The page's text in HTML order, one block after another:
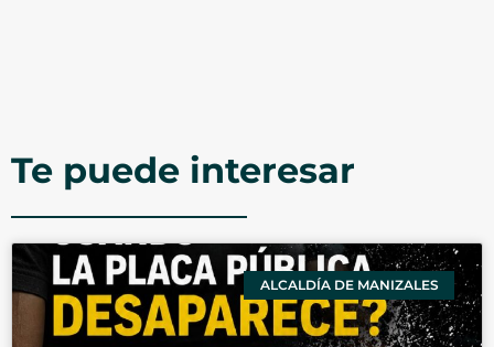
Te puede interesar
ALCALDÍA DE MANIZALES